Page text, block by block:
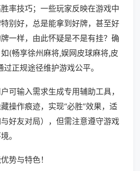
率技巧；一些玩家反映在游戏中
别好，总是能拿到好牌，甚至好
一样，由此怀疑是不是有挂？确
(畅享徐州麻将,娱网皮球麻将,皮
正规途径维护游戏公平。
可输入需求生成专用辅助工具，
操作痕迹，实现“必胜”效果，适
好友对局），但需注意遵守游戏
。
势与特色！